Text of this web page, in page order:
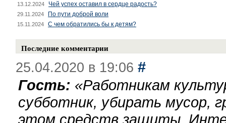
13.12.2024 Чей успех оставил в сердце радость?
29.11.2024 По пути доброй воли
15.11.2024 С чем обратились бы к детям?
Последние комментарии
25.04.2020 в 19:06 #
Гость: «Работникам
субботник, убирать мусор,
этом средств защиты.